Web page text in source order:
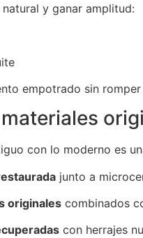
y ganar amplitud:
empotrado sin
con lo moderno es
junto a
originales combinados
con herrajes